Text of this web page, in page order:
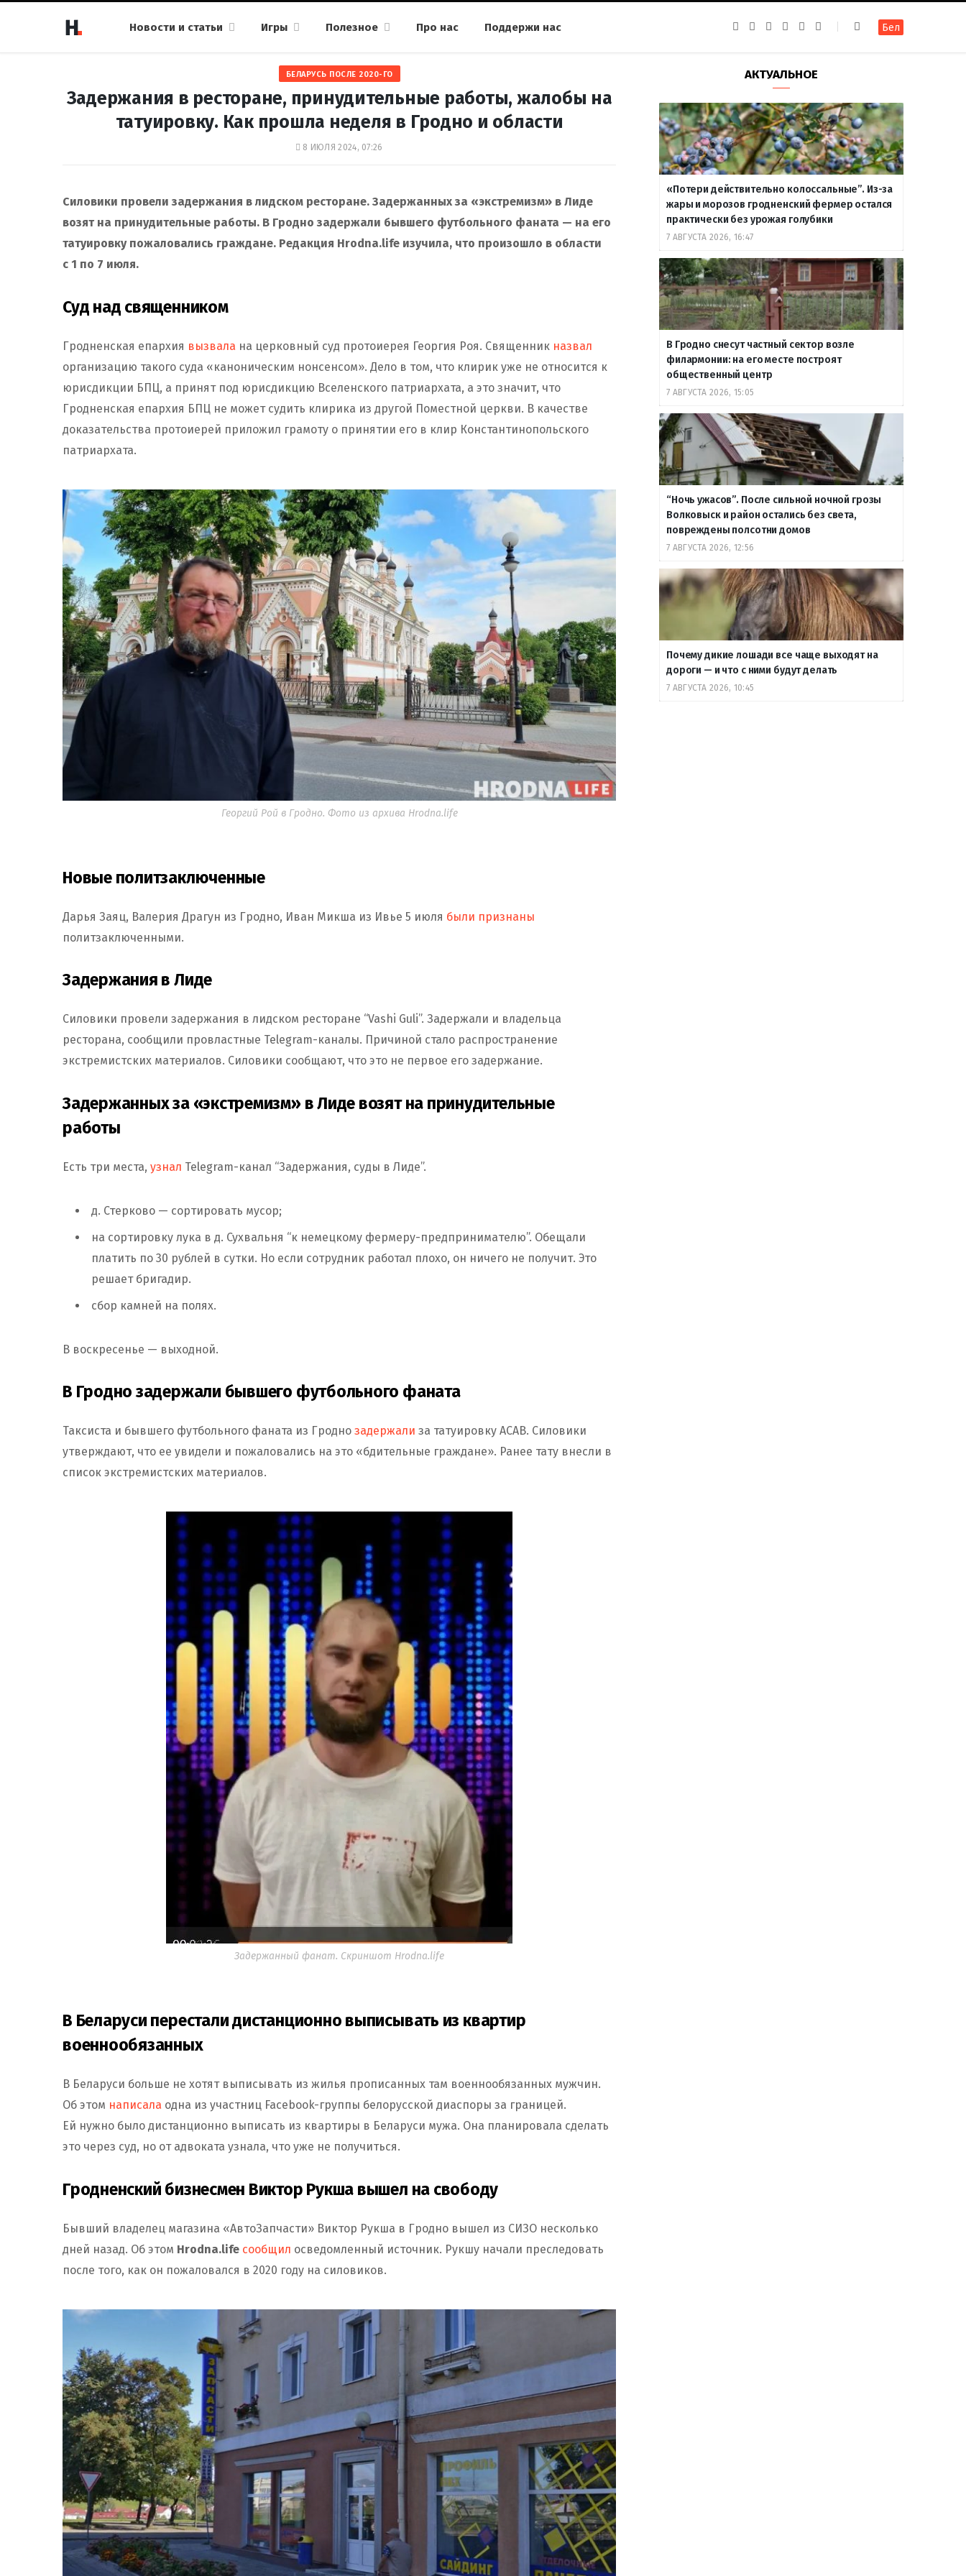
Новости и статьи Игры Полезное Про нас Поддержи нас
k
a
g
a
m
g
r
a
m
u
b
т
е
Бел
БЕЛАРУСЬ ПОСЛЕ 2020-ГО
Задержания в ресторане, принудительные работы, жалобы на
татуировку. Как прошла неделя в Гродно и области
8 ИЮЛЯ 2024, 07:26
Силовики провели задержания в лидском ресторане. Задержанных за «экстремизм» в Лиде
возят на принудительные работы. В Гродно задержали бывшего футбольного фаната — на его
татуировку пожаловались граждане. Редакция Hrodna.life изучила, что произошло в области
c 1 по 7 июля.
Суд над священником
Гродненская епархия вызвала на церковный суд протоиерея Георгия Роя. Священник назвал
организацию такого суда «каноническим нонсенсом». Дело в том, что клирик уже не относится к
юрисдикции БПЦ, а принят под юрисдикцию Вселенского патриархата, а это значит, что
Гродненская епархия БПЦ не может судить клирика из другой Поместной церкви. В качестве
доказательства протоиерей приложил грамоту о принятии его в клир Константинопольского
патриархата.
Георгий Рой в Гродно. Фото из архива Hrodna.life
Новые политзаключенные
Дарья Заяц, Валерия Драгун из Гродно, Иван Микша из Ивье 5 июля были признаны
политзаключенными.
Задержания в Лиде
Силовики провели задержания в лидском ресторане “Vashi Guli”. Задержали и владельца
ресторана, сообщили провластные Telegram-каналы. Причиной стало распространение
экстремистских материалов. Силовики сообщают, что это не первое его задержание.
Задержанных за «экстремизм» в Лиде возят на принудительные
работы
Есть три места, узнал Telegram-канал “Задержания, суды в Лиде”.
д. Стерково — сортировать мусор;
на сортировку лука в д. Сухвальня “к немецкому фермеру-предпринимателю”. Обещали
платить по 30 рублей в сутки. Но если сотрудник работал плохо, он ничего не получит. Это
решает бригадир.
сбор️ камней на полях.
В воскресенье — выходной.
В Гродно задержали бывшего футбольного фаната
Таксиста и бывшего футбольного фаната из Гродно задержали за татуировку ACAB. Силовики
утверждают, что ее увидели и пожаловались на это «бдительные граждане». Ранее тату внесли в
список экстремистских материалов.
Задержанный фанат. Скриншот Hrodna.life
В Беларуси перестали дистанционно выписывать из квартир
военнообязанных
В Беларуси больше не хотят выписывать из жилья прописанных там военнообязанных мужчин.
Об этом написала одна из участниц Facebook-группы белорусской диаспоры за границей.
Ей нужно было дистанционно выписать из квартиры в Беларуси мужа. Она планировала сделать
это через суд, но от адвоката узнала, что уже не получиться.
Гродненский бизнесмен Виктор Рукша вышел на свободу
Бывший владелец магазина «АвтоЗапчасти» Виктор Рукша в Гродно вышел из СИЗО несколько
дней назад. Об этом Hrodna.life сообщил осведомленный источник. Рукшу начали преследовать
после того, как он пожаловался в 2020 году на силовиков.
АКТУАЛЬНОЕ
«Потери действительно колоссальные”. Из-за
жары и морозов гродненский фермер остался
практически без урожая голубики
7 АВГУСТА 2026, 16:47
В Гродно снесут частный сектор возле
филармонии: на его месте построят
общественный центр
7 АВГУСТА 2026, 15:05
“Ночь ужасов”. После сильной ночной грозы
Волковыск и район остались без света,
повреждены полсотни домов
7 АВГУСТА 2026, 12:56
Почему дикие лошади все чаще выходят на
дороги — и что с ними будут делать
7 АВГУСТА 2026, 10:45